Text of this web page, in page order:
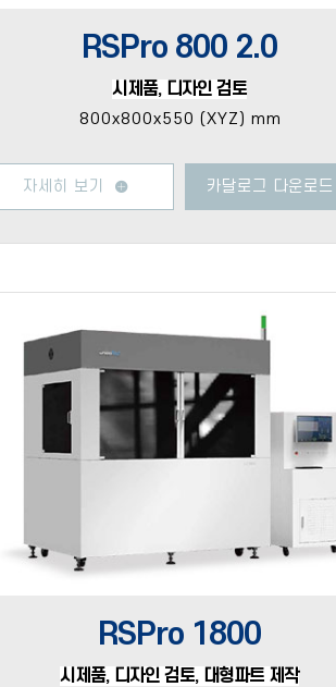
RSPro 800 2.0
시제품, 디자인 검토
800x800x550 (XYZ) mm
자세히 보기 카달로그 다운로드
RSPro 1800
시제품, 디자인 검토, 대형파트 제작